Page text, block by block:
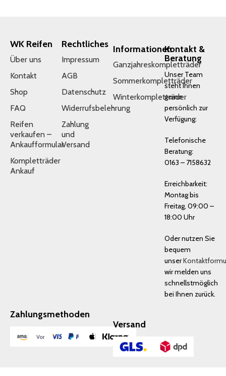
WK Reifen
Über uns
Kontakt
Shop
FAQ
Reifen
verkaufen –
Ankaufformular
Kompletträder
Ankauf
Rechtliches
Impressum
AGB
Datenschutz
Widerrufsbelehrung
Zahlung
und
Versand
Informationen
Ganzjahreskompletträder
Sommerkompletträder
Winterkompletträder
Kontakt &
Beratung
Unser Team
steht Ihnen
gerne
persönlich zur
Verfügung:
Telefonische
Beratung:
0163 – 7158632
Erreichbarkeit:
Montag bis
Freitag, 09:00 –
18:00 Uhr
Oder nutzen Sie
bequem
unser
wir melden uns
schnellstmöglich
bei Ihnen zurück.
Zahlungsmethoden
Versand